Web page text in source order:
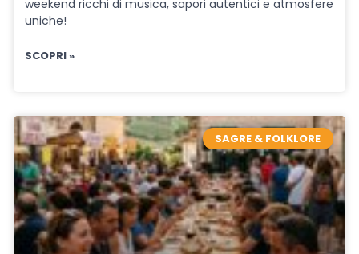
weekend ricchi di musica, sapori autentici e atmosfere
uniche!
SCOPRI »
SAGRE & FOLKLORE